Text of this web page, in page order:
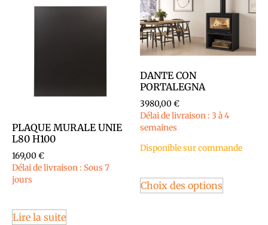
PLAQUE MURALE UNIE
L80 H100
169,00€
Délai de livraison : Sous 7
jours
Lire la suite
DANTE CON
PORTALEGNA
3980,00€
Délai de livraison : 3 à 4
semaines
Disponible sur commande
Choix des options